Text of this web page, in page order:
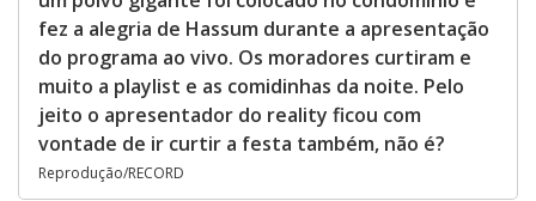
fez a alegria de Hassum durante a apresentação
do programa ao vivo. Os moradores curtiram e
muito a playlist e as comidinhas da noite. Pelo
jeito o apresentador do reality ficou com
vontade de ir curtir a festa também, não é?
Reprodução/RECORD